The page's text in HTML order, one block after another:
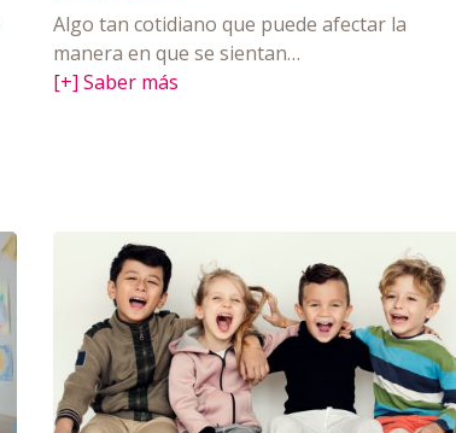
Algo tan cotidiano que puede afectar la
manera en que se sientan…
[+] Saber más